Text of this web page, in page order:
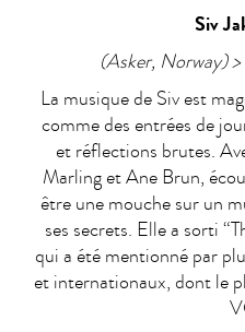
Siv
(Asker, Norway)
La musique de Siv est
comme des entrées de
et réflections brutes.
Marling et Ane Brun,
être une mouche sur un
ses secrets. Elle a sorti
qui a été mentionné par
et internationaux, dont le